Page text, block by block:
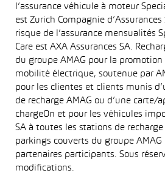
l’assurance véhicule à moteur
est Zurich Compagnie
risque de l’assurance mensualités
Care est AXA Assurances SA.
du groupe AMAG pour la
mobilité électrique, soutenue par
pour les clientes et clients munis
de recharge AMAG ou d’une carte/
chargeOn et pour les véhicules
SA à toutes les stations de
parkings couverts du groupe AMAG
partenaires participants. Sous
modifications.